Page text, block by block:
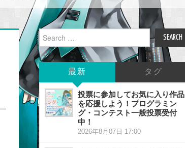
Search
for:
最新 タグ
投票に参加してお気に入り作品
を応援しよう！プログラミン
グ・コンテスト一般投票受付
中！
2026年8月07日 17:00